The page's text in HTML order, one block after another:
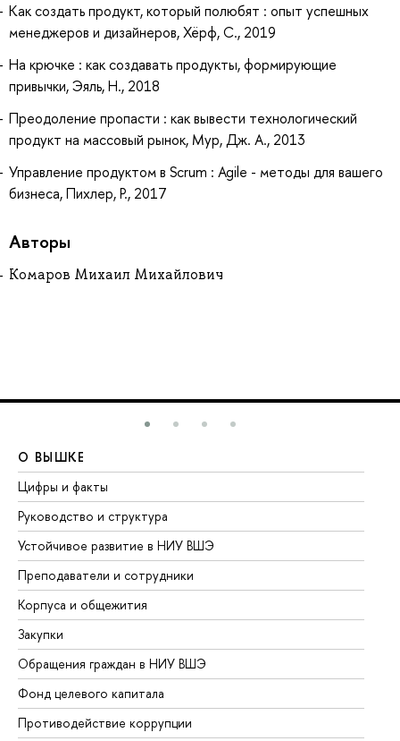
Как создать продукт, который полюбят : опыт успешных
менеджеров и дизайнеров, Хёрф, С., 2019
На крючке : как создавать продукты, формирующие
привычки, Эяль, Н., 2018
Преодоление пропасти : как вывести технологический
продукт на массовый рынок, Мур, Дж. А., 2013
Управление продуктом в Scrum : Agile - методы для вашего
бизнеса, Пихлер, Р., 2017
Авторы
Комаров Михаил Михайлович
О ВЫШКЕ
Цифры и факты
Руководство и структура
Устойчивое развитие в НИУ ВШЭ
Преподаватели и сотрудники
Корпуса и общежития
Закупки
Обращения граждан в НИУ ВШЭ
Фонд целевого капитала
Противодействие коррупции